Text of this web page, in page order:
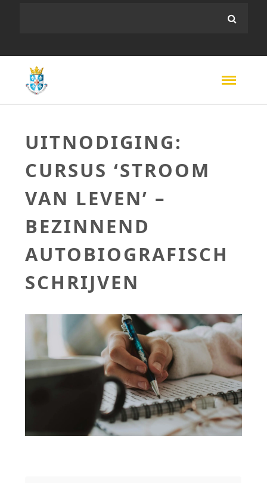
UITNODIGING:
CURSUS ‘STROOM
VAN LEVEN’ –
BEZINNEND
AUTOBIOGRAFISCH
SCHRIJVEN